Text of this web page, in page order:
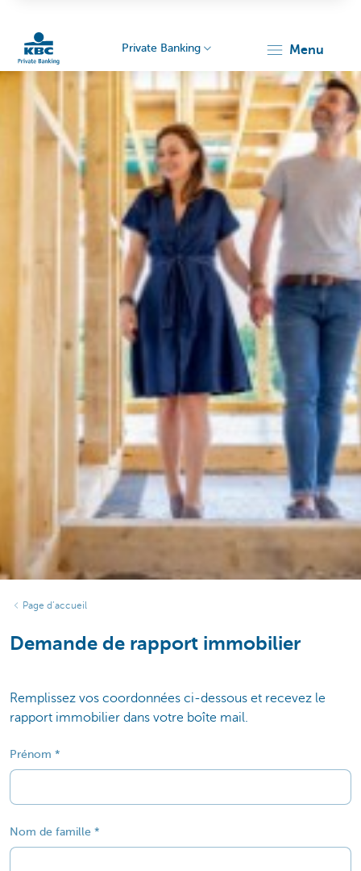
Particulieren
Private Banking menu
Page d’accueil
Demande de rapport immobilier
Remplissez vos coordonnées ci-dessous et recevez le
rapport immobilier dans votre boîte mail.
Prénom
Nom de famille